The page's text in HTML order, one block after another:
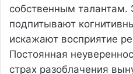
собственным талантам.
подпитывают
искажают восприятие
Постоянная
страх разоблачения